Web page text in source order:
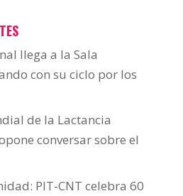
llega a la Sala
con su ciclo por los
de la Lactancia
conversar sobre el
PIT-CNT celebra 60